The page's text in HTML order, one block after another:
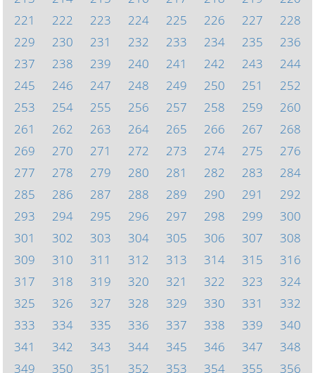
221
222 223 224 225 226 227
228
229
230 231 232 233 234 235
236
237
238 239 240 241 242 243
244
245
246 247 248 249 250 251
252
253
254 255 256 257 258 259
260
261
262 263 264 265 266 267
268
269
270 271 272 273 274 275
276
277
278 279 280 281 282 283
284
285
286 287 288 289 290 291
292
293
294 295 296 297 298 299
300
301
302 303 304 305 306 307
308
309
310 311 312 313 314 315
316
317
318 319 320 321 322 323
324
325
326 327 328 329 330 331
332
333
334 335 336 337 338 339
340
341
342 343 344 345 346 347
348
349
350 351 352 353 354 355 356